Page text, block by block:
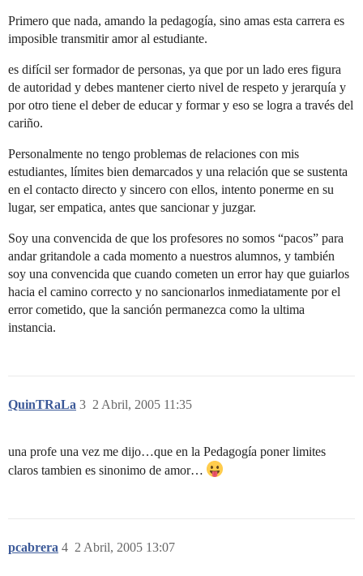
Primero que nada, amando la pedagogía, sino amas esta carrera es
imposible transmitir amor al estudiante.
es difícil ser formador de personas, ya que por un lado eres figura
de autoridad y debes mantener cierto nivel de respeto y jerarquía y
por otro tiene el deber de educar y formar y eso se logra a través del
cariño.
Personalmente no tengo problemas de relaciones con mis
estudiantes, límites bien demarcados y una relación que se sustenta
en el contacto directo y sincero con ellos, intento ponerme en su
lugar, ser empatica, antes que sancionar y juzgar.
Soy una convencida de que los profesores no somos “pacos” para
andar gritandole a cada momento a nuestros alumnos, y también
soy una convencida que cuando cometen un error hay que guiarlos
hacia el camino correcto y no sancionarlos inmediatamente por el
error cometido, que la sanción permanezca como la ultima
instancia.
QuinTRaLa 2 Abril, 2005 11:35
3
una profe una vez me dijo…que en la Pedagogía poner limites
claros tambien es sinonimo de amor…
pcabrera 2 Abril, 2005 13:07
4